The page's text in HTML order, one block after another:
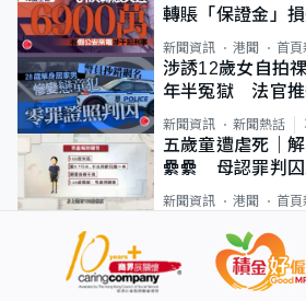
轉賬「保證金」
新聞資訊 港聞 首頁
涉誘12歲女自拍
年半冤獄 法官推
新聞資訊 新聞熱話
五歲童遭虐死｜
纍纍 母認罪判
類案最惡劣
新聞資訊 港聞 首頁